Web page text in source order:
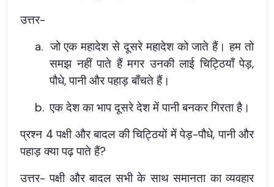
उत्तर-
a. जो एक महादेश से दूसरे महादेश को जाते हैं। हम तो
समझ नहीं पाते हैं मगर उनकी लाई चिट्ठियाँ पेड़,
पौधे, पानी और पहाड़ बाँचते हैं।
b. एक देश का भाप दूसरे देश में पानी बनकर गिरता है।
प्रश्न 4 पक्षी और बादल की चिट्ठियों में पेड़-पौधे, पानी और
पहाड़ क्या पढ़ पाते हैं?
उत्तर- पक्षी और बादल सभी के साथ समानता का व्यवहार